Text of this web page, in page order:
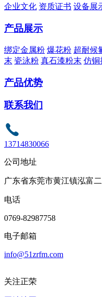
企业文化 资质证书 设备展
产品展示
绑定金属粉 爆花粉 超耐候
末 瓷泳粉 真石漆粉末 仿铜
产品优势
联系我们
13714830066
公司地址
广东省东莞市黄江镇泓富
电话
0769-82987758
电子邮箱
info@51zrfm.com
关注正荣